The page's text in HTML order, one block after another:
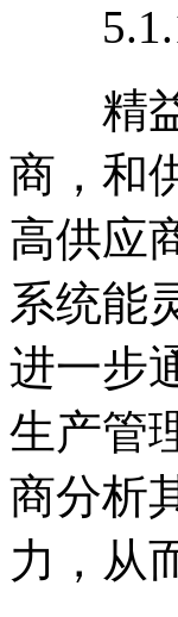
5.1.1
精益
商，和
高供应
系统能
进一步
生产管
商分析
力，从